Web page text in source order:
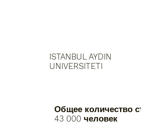
Общее количество
43 000 человек
ISTANBUL AYDIN
UNIVERSITETI